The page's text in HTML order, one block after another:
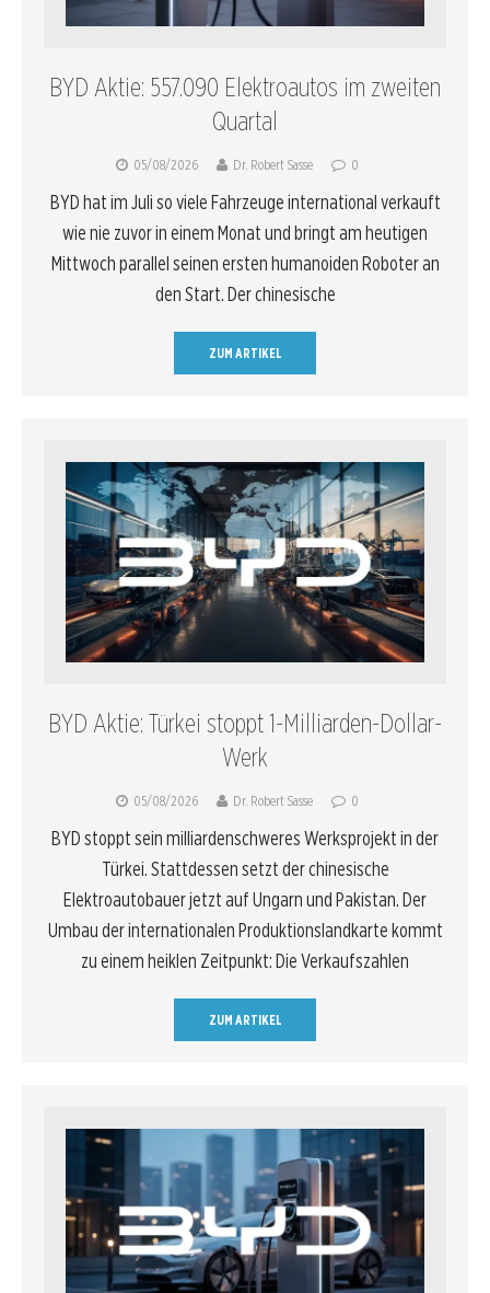
BYD Aktie: 557.090 Elektroautos im zweiten
Quartal
05/08/2026 Dr. Robert Sasse 0
BYD hat im Juli so viele Fahrzeuge international verkauft
wie nie zuvor in einem Monat und bringt am heutigen
Mittwoch parallel seinen ersten humanoiden Roboter an
den Start. Der chinesische
ZUM ARTIKEL
BYD Aktie: Türkei stoppt 1-Milliarden-Dollar-
Werk
05/08/2026 Dr. Robert Sasse 0
BYD stoppt sein milliardenschweres Werksprojekt in der
Türkei. Stattdessen setzt der chinesische
Elektroautobauer jetzt auf Ungarn und Pakistan. Der
Umbau der internationalen Produktionslandkarte kommt
zu einem heiklen Zeitpunkt: Die Verkaufszahlen
ZUM ARTIKEL